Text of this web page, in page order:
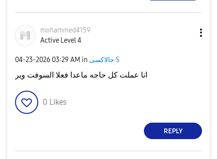
mohammed4159
Active Level 4
‎04-23-2026 03:29 AM in جالاكسى S
انا عملت كل حاجه ماعدا فعلا السوفت وير
0 Likes
REPLY